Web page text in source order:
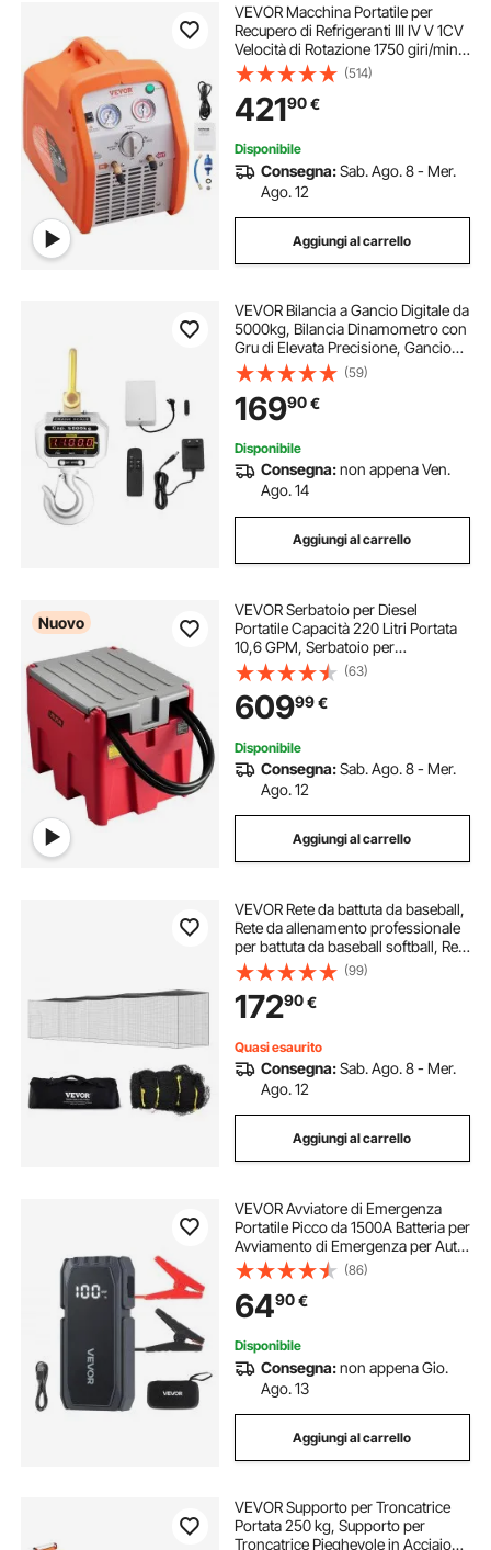
VEVOR Macchina Portatile per
Recupero di Refrigeranti III IV V 1CV
Velocità di Rotazione 1750 giri/min,
Recuperatore Cilindro Doppio per
Refrigeranti con Manometro
Protezione Alta Pressione 38,6 bar
(514)
42190€
Disponibile
Consegna:Sab. Ago. 8 - Mer.
Ago. 12
Aggiungi al carrello
VEVOR Bilancia a Gancio Digitale da
5000kg, Bilancia Dinamometro con
Gru di Elevata Precisione, Gancio
Elettronico Pesapersone Elettronica
Portatile con Display LCD
(59)
16990€
Disponibile
Consegna:non appena Ven.
Ago. 14
Aggiungi al carrello
Nuovo
VEVOR Serbatoio per Diesel
Portatile Capacità 220 Litri Portata
10,6 GPM, Serbatoio per
Carburante con Pompa di
Trasferimento Elettrica da 12 V Tubo
in Gomma 3,9 m, Rosso
(63)
60999€
Disponibile
Consegna:Sab. Ago. 8 - Mer.
Ago. 12
Aggiungi al carrello
VEVOR Rete da battuta da baseball,
Rete da allenamento professionale
per battuta da baseball softball, Rete
da tiro portatile per pratica, Rete in
PE chiusa per carichi pesanti, 55FT
(SOLO RETE)
(99)
17290€
Quasi esaurito
Consegna:Sab. Ago. 8 - Mer.
Ago. 12
Aggiungi al carrello
VEVOR Avviatore di Emergenza
Portatile Picco da 1500A Batteria per
Avviamento di Emergenza per Auto
Booster Portatile Batteria al Litio 12V
con Torcia a 3 Modalità per Motori
Auto Potenza Ingresso 10W
(86)
6490€
Disponibile
Consegna:non appena Gio.
Ago. 13
Aggiungi al carrello
VEVOR Supporto per Troncatrice
Portata 250 kg, Supporto per
Troncatrice Pieghevole in Acciaio